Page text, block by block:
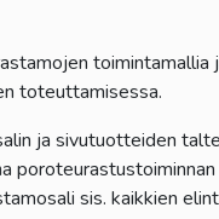
toimintamallia
toteuttamisessa.
ja sivutuotteiden
sis. kaikkien